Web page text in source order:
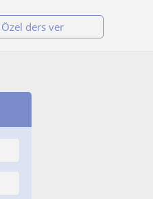
Özel ders ver